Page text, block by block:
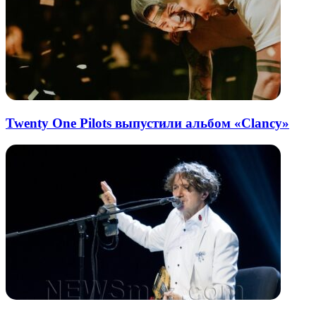
Twenty One Pilots выпустили альбом «Clancy»